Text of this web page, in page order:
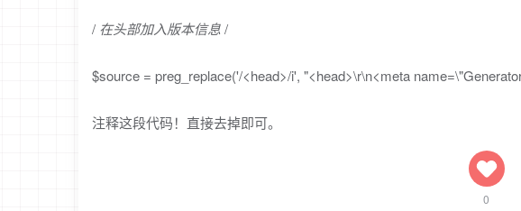
/ 在头部加入版本信息/
$source = preg_replace('/<head>/i', "<head>\r\n<meta
注释这段代码！直接去掉即可。
0